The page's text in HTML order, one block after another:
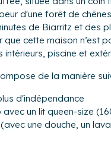
d'une forêt de
de Biarritz et des
cette maison n’est
piscine et
de la manière
d'indépendance
un lit queen-size
une douche, un